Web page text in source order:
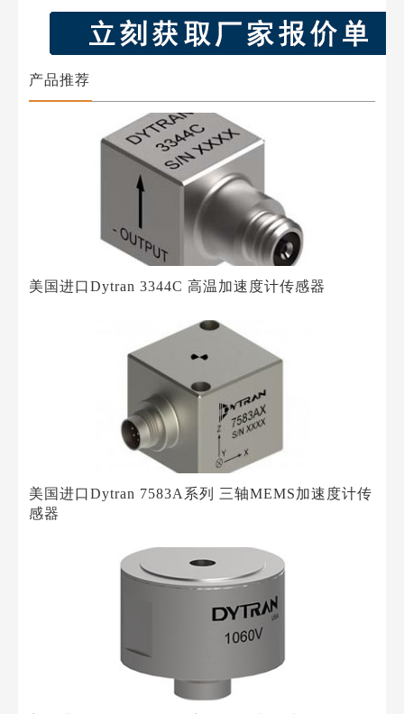
产品推荐
美国进口Dytran 3344C 高温加速度计传感器
美国进口Dytran 7583A系列 三轴MEMS加速度计传
感器